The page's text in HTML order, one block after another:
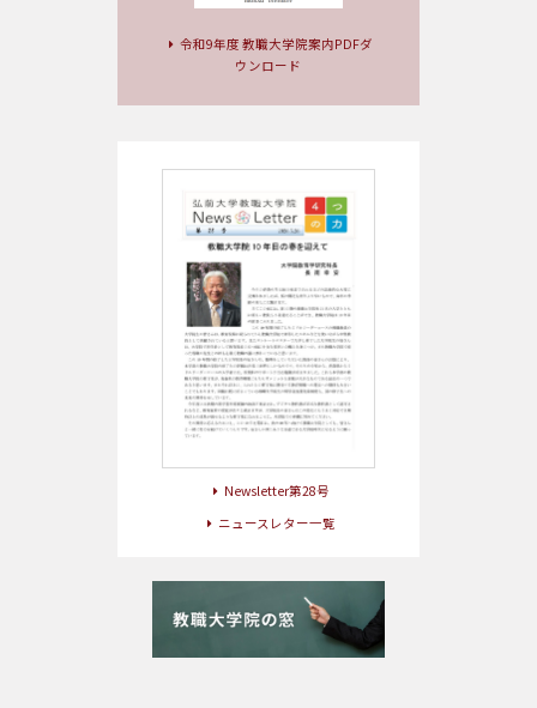
令和9年度 教職大学院案内PDFダ
ウンロード
Newsletter第28号
ニュースレター一覧